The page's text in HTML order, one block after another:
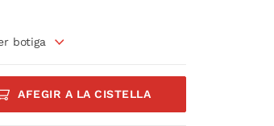
botiga
AFEGIR A LA CISTELLA